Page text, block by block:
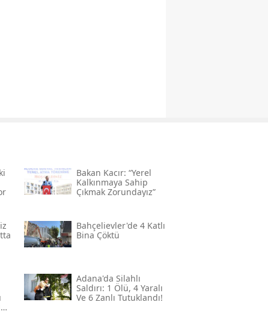
Bakan Kacır: “yerel
Kalkınmaya Sahip
Çıkmak Zorundayız”
Bahçelievler'de 4 Katlı
Bina Çöktü
Adana'da Silahlı
Saldırı: 1 Ölü, 4 Yaralı
Ve 6 Zanlı Tutuklandı!